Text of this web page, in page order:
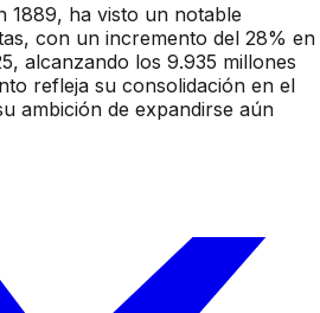
1889, ha visto un notable
con un incremento del 28% en
alcanzando los 9.935 millones
refleja su consolidación en el
ambición de expandirse aún